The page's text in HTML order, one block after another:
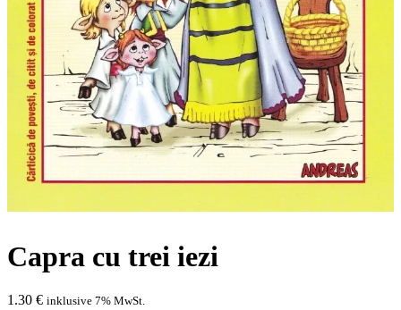
Capra cu trei iezi
1.30 € inklusive 7% MwSt.